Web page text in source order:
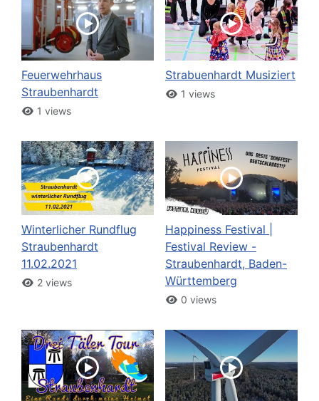
Feuerwehrhaus
Straubenhardt
1 views
Strabuenhardt Musiziert
1 views
Winterlicher Rundflug
Straubenhardt
11.02.2021
2 views
Happiness Festival |
Festival Review -
Straubenhardt, Baden-
Württemberg
0 views